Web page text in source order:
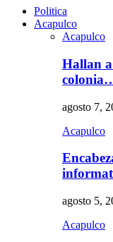
Politica
Acapulco
Acapulco
Hallan
agosto 7,
Acapulco
agosto 5,
Acapulco